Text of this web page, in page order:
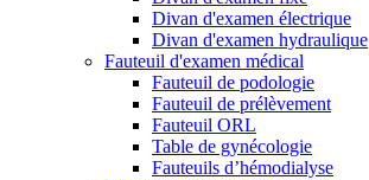
Divan d'examen électrique
Divan d'examen hydraulique
Fauteuil d'examen médical
Fauteuil de podologie
Fauteuil de prélèvement
Fauteuil ORL
Table de gynécologie
Fauteuils d’hémodialyse